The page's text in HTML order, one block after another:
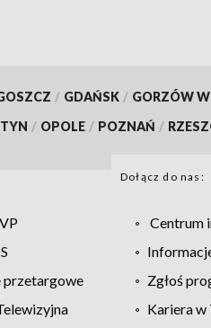
/ GDAŃSK / GORZÓW
/ OPOLE / POZNAŃ /
Dołącz do nas:
Centrum
przetargowe Zgłoś
Kariera w